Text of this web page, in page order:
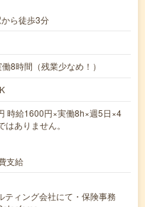
ら徒歩3分
8時間（残業少なめ！）
給1600円×実働8h×週5日×4
ありません。
支給
ティング会社にて・保険事務